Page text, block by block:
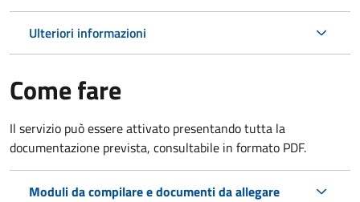
Ulteriori informazioni
Come fare
Il servizio può essere attivato presentando tutta la
documentazione prevista, consultabile in formato PDF.
Moduli da compilare e documenti da allegare